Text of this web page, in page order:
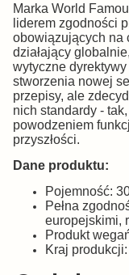
Marka World
liderem zgodności
obowiązujących na
działający
wytyczne
stworzenia nowej
przepisy, ale
nich standardy -
powodzeniem
przyszłości.
Dane produktu:
Pojemność:
Pełna
europejskimi,
Produkt
Kraj